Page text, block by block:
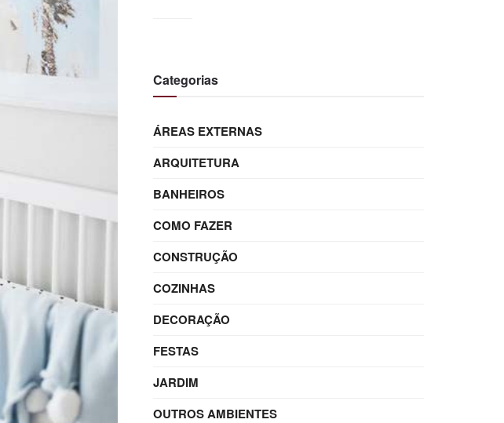
Categorias
ÁREAS EXTERNAS
ARQUITETURA
BANHEIROS
COMO FAZER
CONSTRUÇÃO
COZINHAS
DECORAÇÃO
FESTAS
JARDIM
OUTROS AMBIENTES